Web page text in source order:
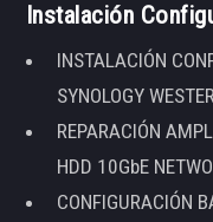
Instalación
INSTALACIÓN
SYNOLOGY
REPARACIÓN
HDD 10GbE
CONFIGURACIÓN